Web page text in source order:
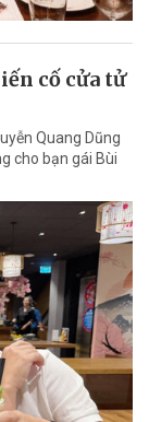
cố cửa tử
Quang Dũng
cho bạn gái Bùi